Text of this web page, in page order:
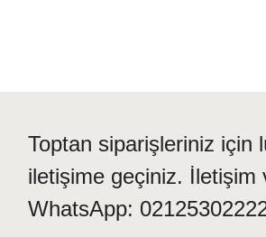
Toptan siparişleriniz için
iletişime geçiniz. İletişim
WhatsApp: